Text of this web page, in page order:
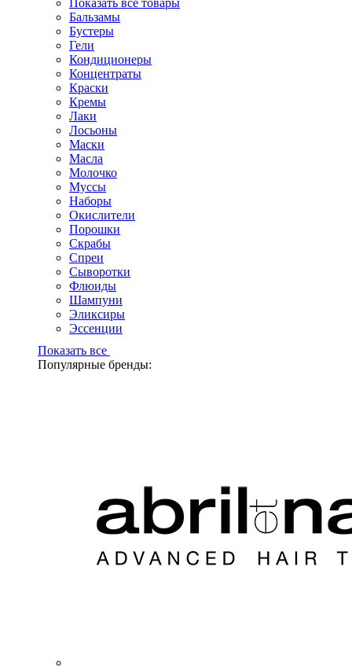
Показать все товары
Бальзамы
Бустеры
Гели
Кондиционеры
Концентраты
Краски
Кремы
Лаки
Лосьоны
Маски
Масла
Молочко
Муссы
Наборы
Окислители
Порошки
Скрабы
Спреи
Сыворотки
Флюиды
Шампуни
Эликсиры
Эссенции
Показать все
Популярные бренды: